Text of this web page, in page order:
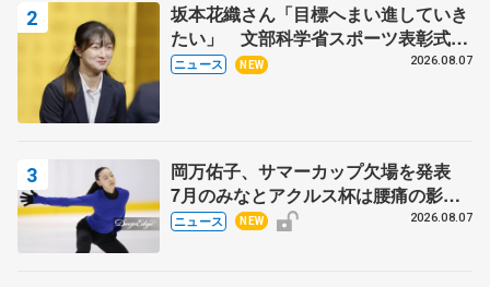
坂本花織さん「目標へまい進していき
たい」 文部科学省スポーツ表彰式で
代表謝辞
ニュース NEW 2026.08.07
岡万佑子、サマーカップ欠場を発表
7月のみなとアクルス杯は腰痛の影響
で
ニュース NEW 2026.08.07